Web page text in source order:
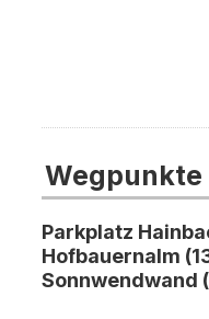
Wegpunkte
Parkplatz
Hofbauernalm
Sonnwendwand